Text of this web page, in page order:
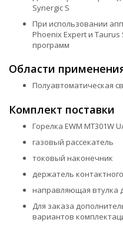
Synergic S
При использовании
Phoenix Expert и
программ
Области
Полуавтоматическая
Комплект поставки
Горелка EWM MT301W
газовый рассекатель
токовый наконечник
держатель
направляющая втулка
Для заказа
вариантов